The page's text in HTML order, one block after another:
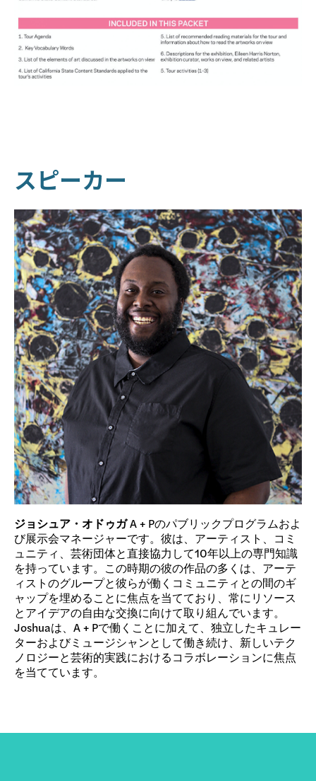
スピーカー
ジョシュア・オドゥガA + Pのパブリックプログラムおよ
び展示会マネージャーです。彼は、アーティスト、コミ
ュニティ、芸術団体と直接協力して10年以上の専門知識
を持っています。この時期の彼の作品の多くは、アーテ
ィストのグループと彼らが働くコミュニティとの間のギ
ャップを埋めることに焦点を当てており、常にリソース
とアイデアの自由な交換に向けて取り組んでいます。
Joshuaは、A + Pで働くことに加えて、独立したキュレー
ターおよびミュージシャンとして働き続け、新しいテク
ノロジーと芸術的実践におけるコラボレーションに焦点
を当てています。